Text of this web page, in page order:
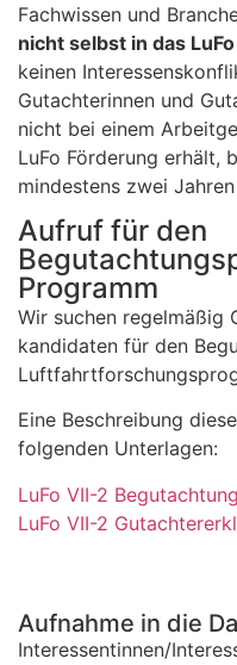
Fachwissen und
nicht selbst in das
keinen
Gutachterinnen und
nicht bei einem
LuFo Förderung erhält,
mindestens zwei
Aufruf für den
Programm
Wir suchen regelmäßig
kandidaten für den
Eine Beschreibung
folgenden Unterlagen:
LuFo VII-2
LuFo VII-2
Aufnahme in die
Interessentinnen/